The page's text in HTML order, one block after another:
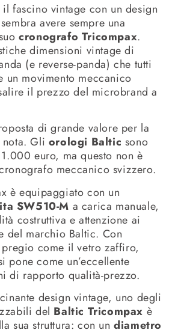
fascino vintage con un design
avere sempre una
cronografo Tricompax.
dimensioni vintage di
(e reverse-panda) che tutti
un movimento meccanico
il prezzo del microbrand a
di grande valore per la
nota. Gli orologi Baltic sono
euro, ma questo non è
meccanico svizzero.
è equipaggiato con un
SW510-M a carica manuale,
costruttiva e attenzione ai
del marchio Baltic. Con
come il vetro zaffiro,
pone come un’eccellente
di rapporto qualità-prezzo.
design vintage, uno degli
del Baltic Tricompax è
sua struttura: con undiametro